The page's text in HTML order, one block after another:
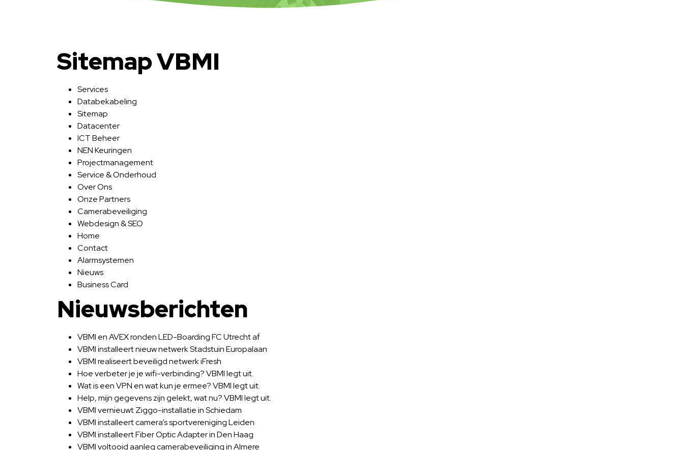
Sitemap VBMI
Services
Databekabeling
Sitemap
Datacenter
ICT Beheer
NEN Keuringen
Projectmanagement
Service & Onderhoud
Over Ons
Onze Partners
Camerabeveiliging
Webdesign & SEO
Home
Contact
Alarmsystemen
Nieuws
Business Card
Nieuwsberichten
VBMI en AVEX ronden LED-Boarding FC Utrecht af
VBMI installeert nieuw netwerk Stadstuin Europalaan
VBMI realiseert beveiligd netwerk iFresh
Hoe verbeter je je wifi-verbinding? VBMI legt uit.
Wat is een VPN en wat kun je ermee? VBMI legt uit.
Help, mijn gegevens zijn gelekt, wat nu? VBMI legt uit.
VBMI vernieuwt Ziggo-installatie in Schiedam
VBMI installeert camera’s sportvereniging Leiden
VBMI installeert Fiber Optic Adapter in Den Haag
VBMI voltooid aanleg camerabeveiliging in Almere